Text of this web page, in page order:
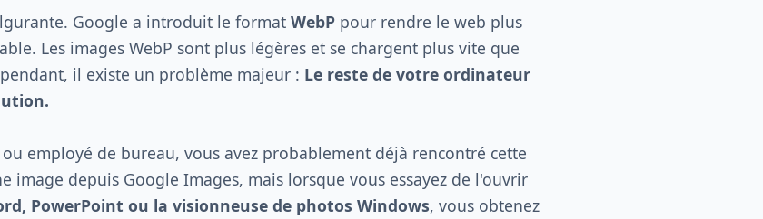
Google a introduit le format WebP pour rendre le web plus
Les images WebP sont plus légères et se chargent plus vite que
il existe un problème majeur : Le reste de votre ordinateur
employé de bureau, vous avez probablement déjà rencontré cette
image depuis Google Images, mais lorsque vous essayez de l'ouvrir
PowerPoint ou la visionneuse de photos Windows, vous obtenez